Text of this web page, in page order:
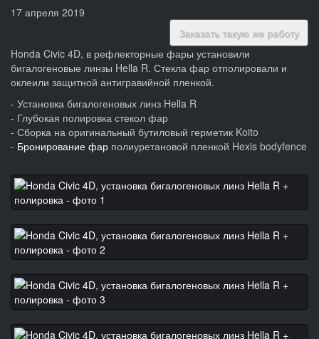
17 апреля 2019
Заказать такую же работу
Honda Civic 4D, в рефлекторные фары установили
бигалогеновые линзы Hella R. Стекла фар отполировали и
оклеили защитной антигравийной пленкой.
- Установка бигалогеновых линз Hella R
- Глубокая полировка стекол фар
- Сборка на оригинальный бутиловый герметик Koito
- Бронирование фар полиуретановой пленкой Hexis bodyfence